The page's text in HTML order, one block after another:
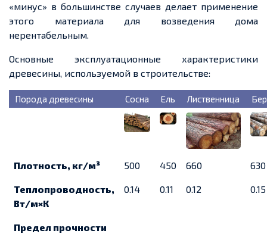
«минус» в большинстве случаев делает применение
этого материала для возведения дома
нерентабельным.
Основные эксплуатационные характеристики
древесины, используемой в строительстве:
Порода древесины Сосна Ель Лиственница
Плотность, кг/м³ 500 450 660 630
Теплопроводность,
Вт/м×К
0.14 0.11 0.12 0.15
Предел прочности